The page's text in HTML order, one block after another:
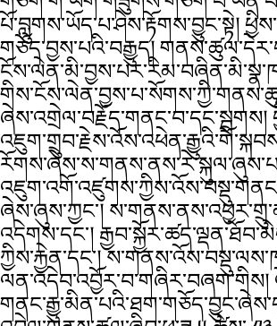
པོ་བླུགས་ཡོད་པ་ཤེས་རྟོགས་བྱུང་སྟེ།
གཅོད་བྱས་པའི་བརྒྱུད།
ཞེས་འགྲེལ་བརྗོད་གནང་བ་དང་སྦྲགས།
ཞེས་ཞུས་ཀྱང་།
འདེགས་དང་།
ཀྱིས་རྐྱེན་དང་།
ལན་འདེབ་འབྱོར་བ་གཞིར་བཞག་གིས།